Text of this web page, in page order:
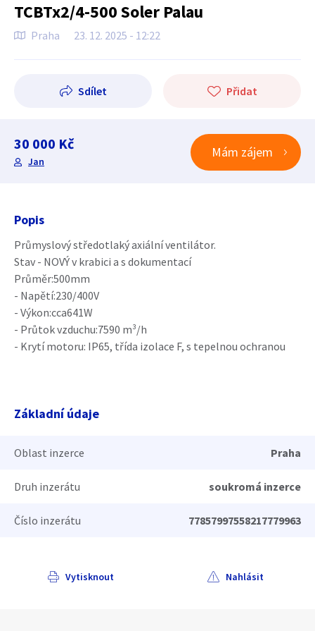
TCBTx2/4-500 Soler Palau
Praha 23. 12. 2025 - 12:22
Sdílet Přidat
30 000 Kč
Jan
Mám zájem
Popis
Průmyslový středotlaký axiální ventilátor.
Stav - NOVÝ v krabici a s dokumentací
Průměr:500mm
- Napětí:230/400V
- Výkon:cca641W
- Průtok vzduchu:7590 m³/h
- Krytí motoru: IP65, třída izolace F, s tepelnou ochranou
Základní údaje
Oblast inzerce Praha
Druh inzerátu soukromá inzerce
Číslo inzerátu 77857997558217779963
Vytisknout Nahlásit